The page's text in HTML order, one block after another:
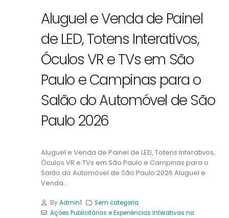
Aluguel e Venda de Painel
de LED, Totens Interativos,
Óculos VR e TVs em São
Paulo e Campinas para o
Salão do Automóvel de São
Paulo 2026
Aluguel e Venda de Painel de LED, Totens Interativos,
Óculos VR e TVs em São Paulo e Campinas para o
Salão do Automóvel de São Paulo 2026 Aluguel e
Venda...
ByAdmin1
Sem categoria
Ações Publicitárias e Experiências Interativas na